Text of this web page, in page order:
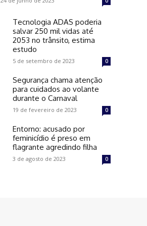
Tecnologia ADAS poderia
salvar 250 mil vidas até
2053 no trânsito, estima
estudo
5 de setembro de 2023 0
Segurança chama atenção
para cuidados ao volante
durante o Carnaval
19 de fevereiro de 2023 0
Entorno: acusado por
feminicídio é preso em
flagrante agredindo filha
3 de agosto de 2023 0